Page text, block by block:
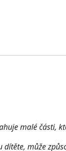
malé části,
může